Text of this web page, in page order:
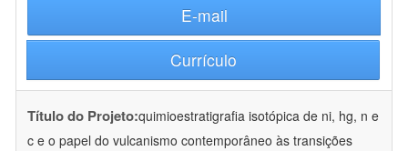
E-mail
Currículo
Título do Projeto:quimioestratigrafia isotópica de ni, hg, n e
c e o papel do vulcanismo contemporâneo às transições